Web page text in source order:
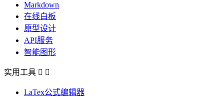
Markdown
在线白板
原型设计
API服务
智能图形
实用工具  
LaTex公式编辑器